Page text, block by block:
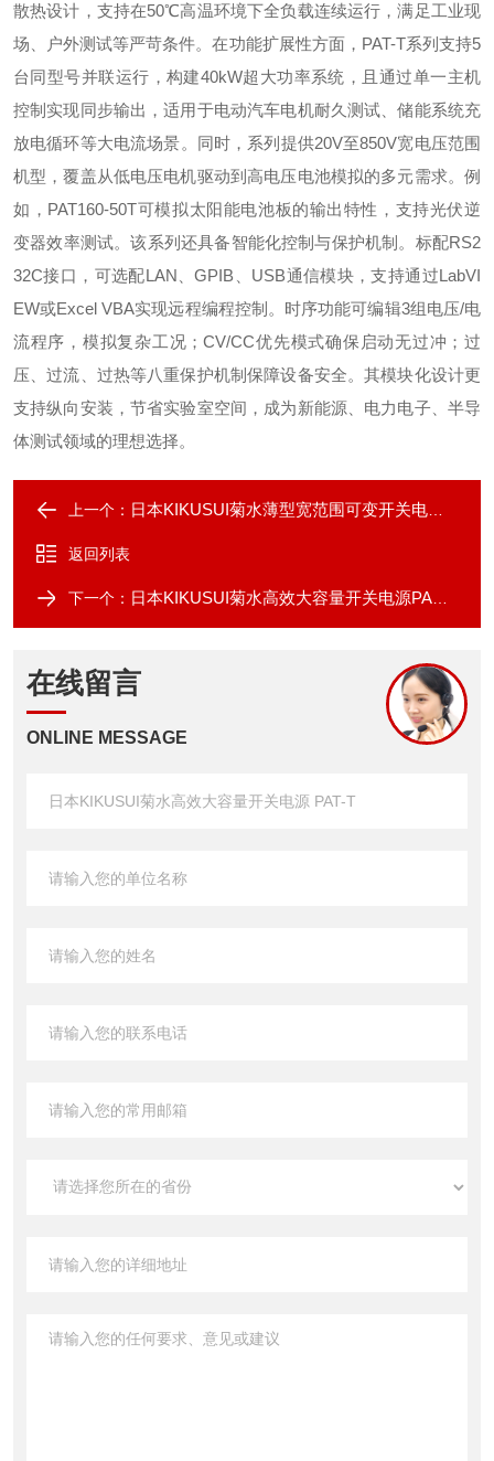
散热设计，支持在50℃高温环境下全负载连续运行，满足工业现
场、户外测试等严苛条件。在功能扩展性方面，PAT-T系列支持5
台同型号并联运行，构建40kW超大功率系统，且通过单一主机
控制实现同步输出，适用于电动汽车电机耐久测试、储能系统充
放电循环等大电流场景。同时，系列提供20V至850V宽电压范围
机型，覆盖从低电压电机驱动到高电压电池模拟的多元需求。例
如，PAT160-50T可模拟太阳能电池板的输出特性，支持光伏逆
变器效率测试。该系列还具备智能化控制与保护机制。标配RS2
32C接口，可选配LAN、GPIB、USB通信模块，支持通过LabVI
EW或Excel VBA实现远程编程控制。时序功能可编辑3组电压/电
流程序，模拟复杂工况；CV/CC优先模式确保启动无过冲；过
压、过流、过热等八重保护机制保障设备安全。其模块化设计更
支持纵向安装，节省实验室空间，成为新能源、电力电子、半导
体测试领域的理想选择。
上一个： 日本KIKUSUI菊水薄型宽范围可变开关电源PAV
返回列表
下一个： 日本KIKUSUI菊水高效大容量开关电源PAG系列
在线留言
ONLINE MESSAGE